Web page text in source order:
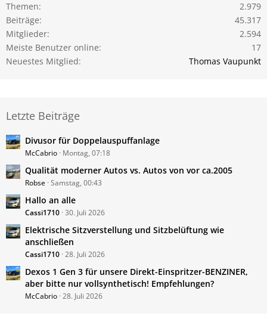
Themen
2.979
Beiträge
45.317
Mitglieder
2.594
Meiste Benutzer online
17
Neuestes Mitglied
Thomas Vaupunkt
Letzte Beiträge
Divusor für Doppelauspuffanlage
McCabrio Montag, 07:18
Qualität moderner Autos vs. Autos von vor ca.2005
Robse Samstag, 00:43
Hallo an alle
Cassi1710 30. Juli 2026
Elektrische Sitzverstellung und Sitzbelüftung wie
anschließen
Cassi1710 28. Juli 2026
Dexos 1 Gen 3 für unsere Direkt-Einspritzer-BENZINER,
aber bitte nur vollsynthetisch! Empfehlungen?
McCabrio 28. Juli 2026